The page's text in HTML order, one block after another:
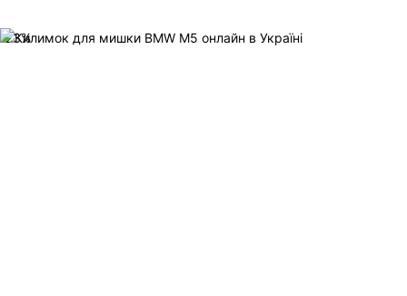
-23%